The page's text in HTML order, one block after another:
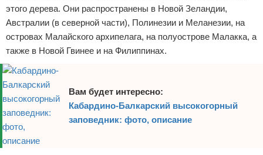
этого дерева. Они распространены в Новой Зеландии,
Австралии (в северной части), Полинезии и Меланезии, на
островах Малайского архипелага, на полуострове Малакка, а
также в Новой Гвинее и на Филиппинах.
Вам будет интересно:
Кабардино-Балкарский высокогорный
заповедник: фото, описание